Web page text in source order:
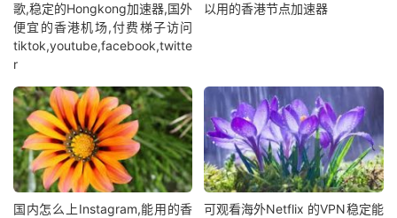
歌,稳定的Hongkong加速器,国外
便宜的香港机场,付费梯子访问
tiktok,youtube,facebook,twitte
r
以用的香港节点加速器
国内怎么上Instagram,能用的香
可观看海外Netflix 的VPN稳定能